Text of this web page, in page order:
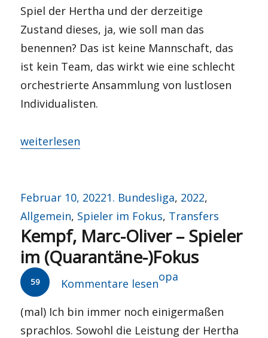
Spiel der Hertha und der derzeitige
Zustand dieses, ja, wie soll man das
benennen? Das ist keine Mannschaft, das
ist kein Team, das wirkt wie eine schlecht
orchestrierte Ansammlung von lustlosen
Individualisten.
„Guter Rat ist teuer“
weiterlesen
Veröffentlicht
am
Februar 10, 2022Kategorien
1. Bundesliga, 2022,
Allgemein, Spieler im Fokus, Transfers
Kempf, Marc-Oliver – Spieler
im (Quarantäne-)Fokus
59 Kommentare lesen
Autor
opa
(mal) Ich bin immer noch einigermaßen
sprachlos. Sowohl die Leistung der Hertha